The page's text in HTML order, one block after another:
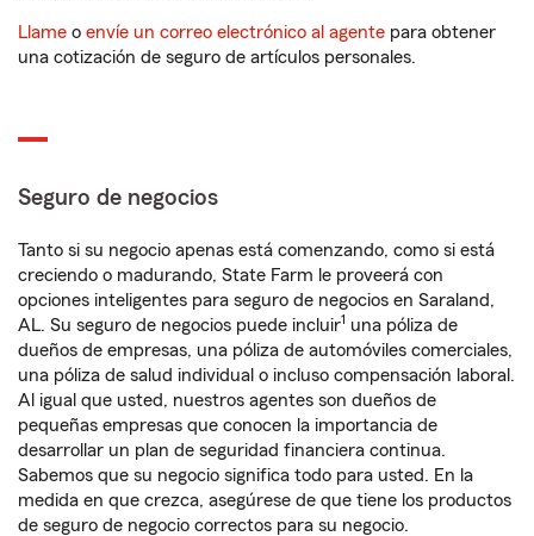
Llame o envíe un correo electrónico al agente para obtener
una cotización de seguro de artículos personales.
Seguro de negocios
Tanto si su negocio apenas está comenzando, como si está
creciendo o madurando, State Farm le proveerá con
opciones inteligentes para seguro de negocios en Saraland,
AL. Su seguro de negocios puede incluir1 una póliza de
dueños de empresas, una póliza de automóviles comerciales,
una póliza de salud individual o incluso compensación laboral.
Al igual que usted, nuestros agentes son dueños de
pequeñas empresas que conocen la importancia de
desarrollar un plan de seguridad financiera continua.
Sabemos que su negocio significa todo para usted. En la
medida en que crezca, asegúrese de que tiene los productos
de seguro de negocio correctos para su negocio.